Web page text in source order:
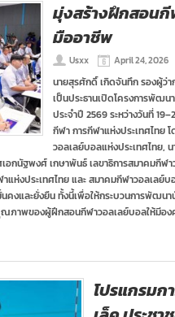
มุ่งสร้างฝึกสอนกี
มืออาชีพ
Usxx April 24, 2026
นายสุรศักดิ์ เกิดจันทึก รองผู้ว่า
เป็นประธานเปิดโครงการพัฒ
ประจำปี 2569 ระหว่างวันที่
กีฬา การกีฬาแห่งประเทศไทย
วอลเลย์บอลแห่งประเทศไทย,
กนัฐพงศ์ เกษาพันธ์ เลขาธิการสมาคมกีฬ
ห่งประเทศไทย และ สมาคมกีฬาวอลเลย์
คงและยั่งยืน ทั้งนี้เพื่อให้กระบวนการพัฒ
ภาพของผู้ฝึกสอนกีฬาวอลเลย์บอลให้มีอง
โปรแกรมก